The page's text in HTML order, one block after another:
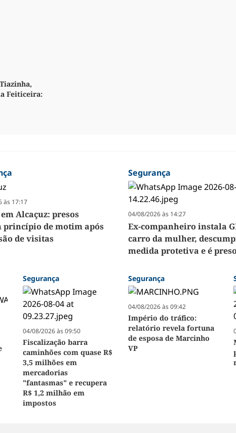
Feiticeira:
às 17:17
Alcaçuz: presos
de motim após
de visitas
Segurança
04/08/2026 às 14:27
Ex-companheiro instala
carro da mulher,
medida protetiva e é
Segurança
04/08/2026 às 09:50
Fiscalização barra
caminhões com quase R$
3,5 milhões em
mercadorias
"fantasmas" e recupera
R$ 1,2 milhão em
impostos
Segurança
04/08/2026 às 09:42
Império do tráfico:
relatório revela fortuna
de esposa de Marcinho
VP